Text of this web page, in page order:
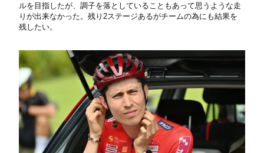
ルを目指したが、調子を落としていることもあって思うような走
りが出来なかった。残り2ステージあるがチームの為にも結果を
残したい。